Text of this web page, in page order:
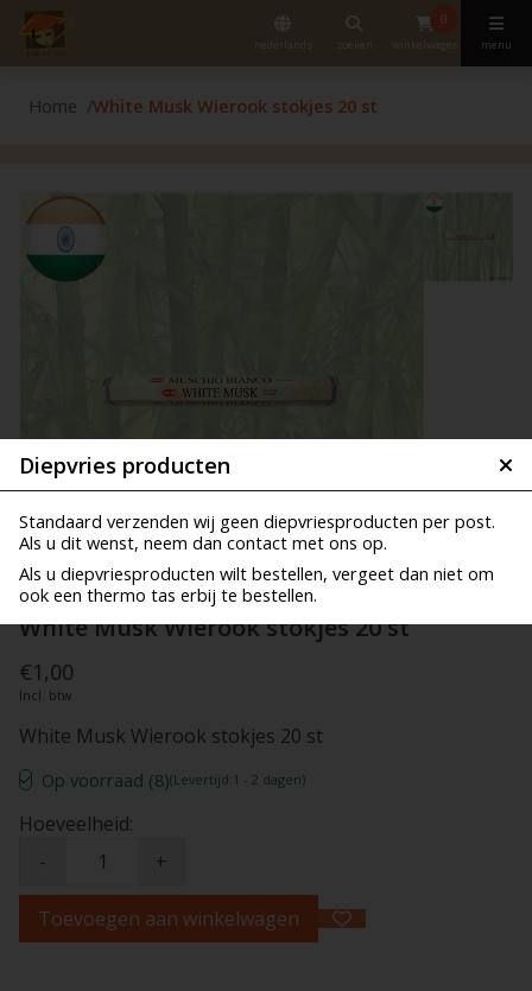
nederlands zoeken
0
winkelwagen menu
Diepvries producten
Standaard verzenden wij geen diepvriesproducten per post.
Als u dit wenst, neem dan contact met ons op.
Als u diepvriesproducten wilt bestellen, vergeet dan niet om
ook een thermo tas erbij te bestellen.
Home White Musk Wierook stokjes 20 st
White Musk Wierook stokjes 20 st
€1,00
Incl. btw
White Musk Wierook stokjes 20 st
Op voorraad (8)(Levertijd:1 - 2 dagen)
Hoeveelheid:
-
+
Toevoegen aan winkelwagen